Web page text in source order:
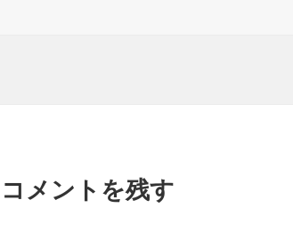
コメントを残す